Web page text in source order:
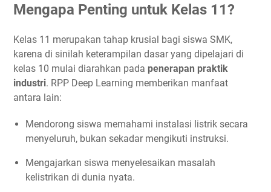
Mengapa Penting untuk Kelas 11?
Kelas 11 merupakan tahap krusial bagi siswa SMK,
karena di sinilah keterampilan dasar yang dipelajari di
kelas 10 mulai diarahkan pada penerapan praktik
industri. RPP Deep Learning memberikan manfaat
antara lain:
Mendorong siswa memahami instalasi listrik secara
menyeluruh, bukan sekadar mengikuti instruksi.
Mengajarkan siswa menyelesaikan masalah
kelistrikan di dunia nyata.